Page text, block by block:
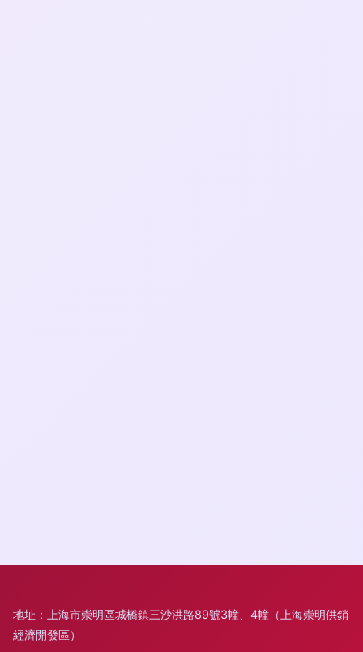
地址：上海市崇明區城橋鎮三沙洪路89號3幢、4幢（上海崇明供銷
經濟開發區）